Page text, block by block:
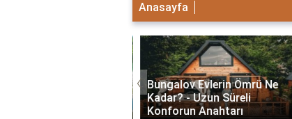
Anasayfa
Bungalov Evlerin Ömrü Ne
Kadar? - Uzun Süreli
Konforun Anahtarı
‹